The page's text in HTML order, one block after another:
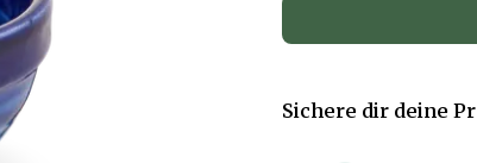
Sichere dir deine